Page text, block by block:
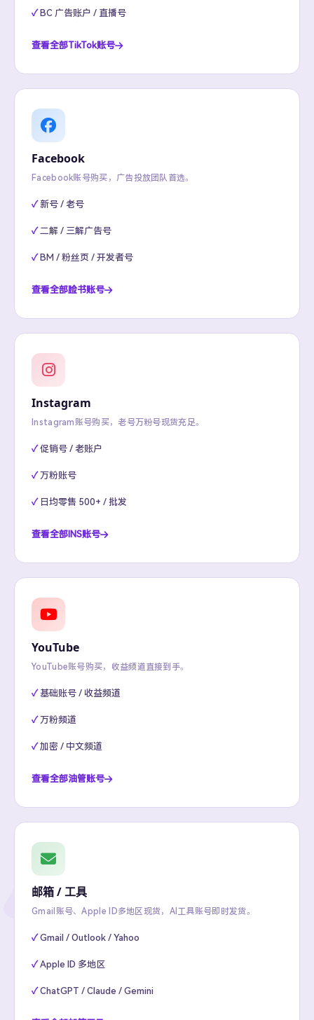
BC 广告账户 / 直播号
查看全部TikTok账号
Facebook
Facebook账号购买，广告投放团队首选。
新号 / 老号
二解 / 三解广告号
BM / 粉丝页 / 开发者号
查看全部脸书账号
Instagram
Instagram账号购买，老号万粉号现货充足。
促销号 / 老账户
万粉账号
日均零售 500+ / 批发
查看全部INS账号
YouTube
YouTube账号购买，收益频道直接到手。
基础账号 / 收益频道
万粉频道
加密 / 中文频道
查看全部油管账号
邮箱 / 工具
Gmail账号、Apple ID多地区现货，AI工具账号即时发货。
Gmail / Outlook / Yahoo
Apple ID 多地区
ChatGPT / Claude / Gemini